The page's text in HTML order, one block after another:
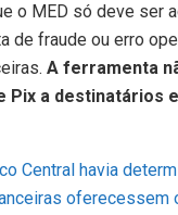
o MED só deve ser
de fraude ou erro
A ferramenta
Pix a destinatários
Central havia
oferecessem